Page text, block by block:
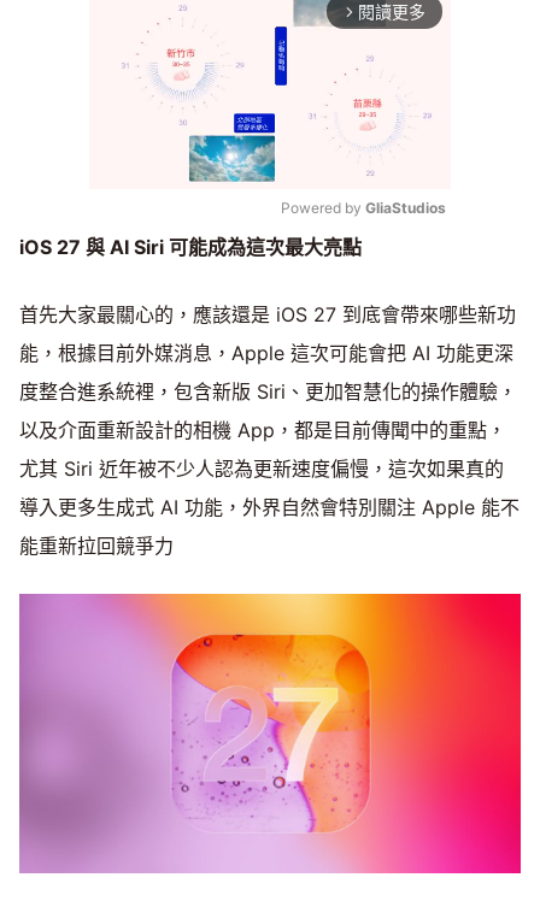
arrow_forward_ios 閱讀更多
Powered by GliaStudios
iOS 27 與 AI Siri 可能成為這次最大亮點
首先大家最關心的，應該還是 iOS 27 到底會帶來哪些新功
能，根據目前外媒消息，Apple 這次可能會把 AI 功能更深
度整合進系統裡，包含新版 Siri、更加智慧化的操作體驗，
以及介面重新設計的相機 App，都是目前傳聞中的重點，
尤其 Siri 近年被不少人認為更新速度偏慢，這次如果真的
導入更多生成式 AI 功能，外界自然會特別關注 Apple 能不
能重新拉回競爭力